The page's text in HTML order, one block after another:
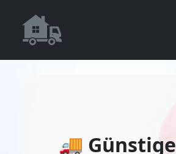
🚚 Günstige